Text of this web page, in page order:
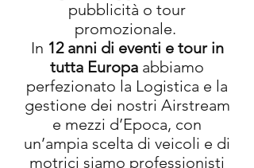
pubblicità o tour
promozionale.
In 12 anni di eventi e tour in
tutta Europa abbiamo
perfezionato la Logistica e la
gestione dei nostri Airstream
e mezzi d’Epoca, con
un’ampia scelta di veicoli e di
motrici siamo professionisti